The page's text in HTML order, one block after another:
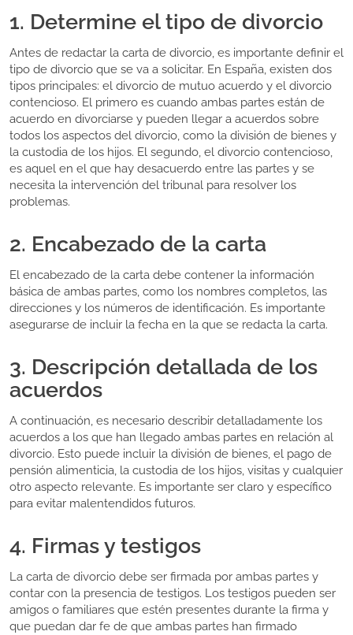
1. Determine el tipo de divorcio
Antes de redactar la carta de divorcio, es importante definir el
tipo de divorcio que se va a solicitar. En España, existen dos
tipos principales: el divorcio de mutuo acuerdo y el divorcio
contencioso. El primero es cuando ambas partes están de
acuerdo en divorciarse y pueden llegar a acuerdos sobre
todos los aspectos del divorcio, como la división de bienes y
la custodia de los hijos. El segundo, el divorcio contencioso,
es aquel en el que hay desacuerdo entre las partes y se
necesita la intervención del tribunal para resolver los
problemas.
2. Encabezado de la carta
El encabezado de la carta debe contener la información
básica de ambas partes, como los nombres completos, las
direcciones y los números de identificación. Es importante
asegurarse de incluir la fecha en la que se redacta la carta.
3. Descripción detallada de los
acuerdos
A continuación, es necesario describir detalladamente los
acuerdos a los que han llegado ambas partes en relación al
divorcio. Esto puede incluir la división de bienes, el pago de
pensión alimenticia, la custodia de los hijos, visitas y cualquier
otro aspecto relevante. Es importante ser claro y específico
para evitar malentendidos futuros.
4. Firmas y testigos
La carta de divorcio debe ser firmada por ambas partes y
contar con la presencia de testigos. Los testigos pueden ser
amigos o familiares que estén presentes durante la firma y
que puedan dar fe de que ambas partes han firmado